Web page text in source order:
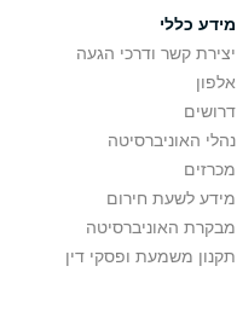
מידע כללי
יצירת קשר ודרכי הגעה
אלפון
דרושים
נהלי האוניברסיטה
מכרזים
מידע לשעת חירום
מבקרת האוניברסיטה
תקנון משמעת ופסקי דין